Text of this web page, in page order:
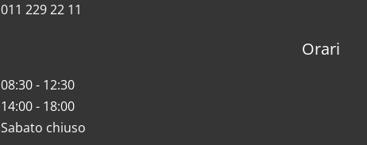
011 229 22 11
Orari
08:30 - 12:30
14:00 - 18:00
Sabato chiuso